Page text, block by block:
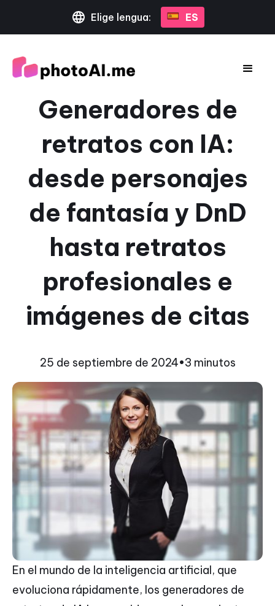
Elige lengua: ES
Generadores de
retratos con IA:
desde personajes
de fantasía y DnD
hasta retratos
profesionales e
imágenes de citas
25 de septiembre de 2024•3 minutos
En el mundo de la inteligencia artificial, que
evoluciona rápidamente, los generadores de